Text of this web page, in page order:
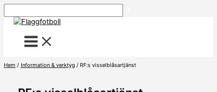
till
Hem Information & verktyg RF:s visselblåsartjänst